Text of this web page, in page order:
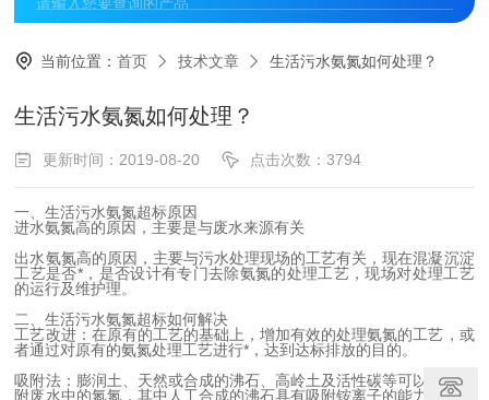
当前位置：首页 技术文章 生活污水氨氮如何处理？
生活污水氨氮如何处理？
更新时间：2019-08-20 点击次数：3794
一、生活污水氨氮超标原因
进水氨氮高的原因，主要是与废水来源有关
出水氨氮高的原因，主要与污水处理现场的工艺有关，现在混凝沉淀
工艺是否*，是否设计有专门去除氨氮的处理工艺，现场对处理工艺
的运行及维护理。
二、生活污水氨氮超标如何解决
工艺改进：在原有的工艺的基础上，增加有效的处理氨氮的工艺，或
者通过对原有的氨氮处理工艺进行*，达到达标排放的目的。
吸附法：膨润土、天然或合成的沸石、高岭土及活性碳等可以用来吸
附废水中的氮氮，其中人工合成的沸石具有吸附铵离子的能力。但是